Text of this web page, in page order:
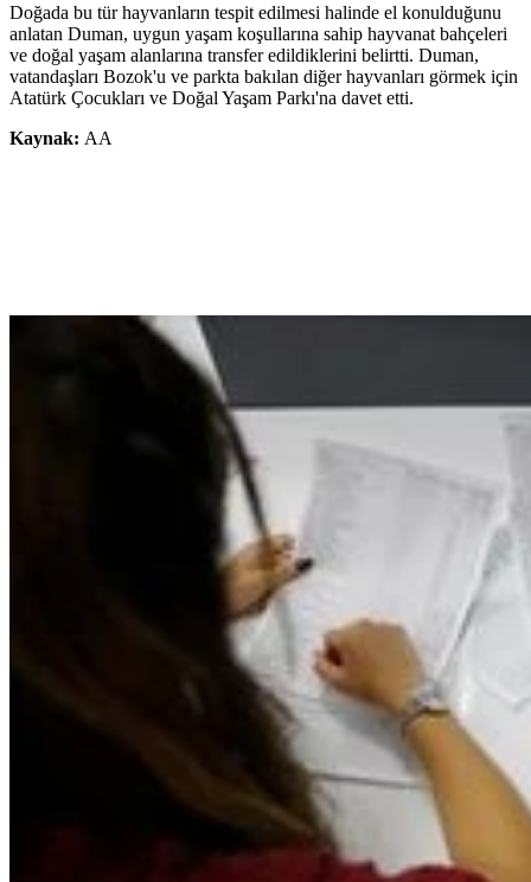
Doğada bu tür hayvanların tespit edilmesi halinde el konulduğunu
anlatan Duman, uygun yaşam koşullarına sahip hayvanat bahçeleri
ve doğal yaşam alanlarına transfer edildiklerini belirtti. Duman,
vatandaşları Bozok'u ve parkta bakılan diğer hayvanları görmek için
Atatürk Çocukları ve Doğal Yaşam Parkı'na davet etti.
Kaynak: AA